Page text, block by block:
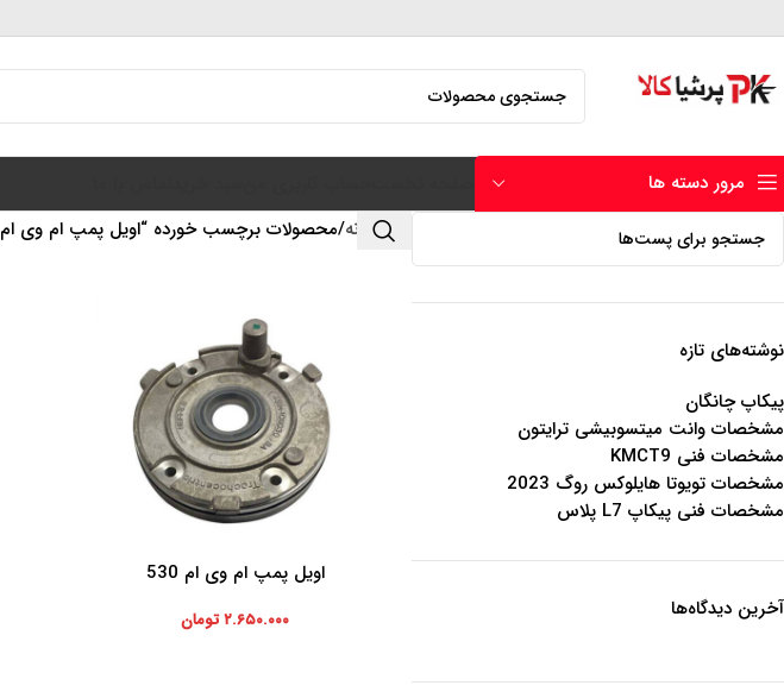
مرور دسته ها
نوشته‌های تازه
پیکاپ چانگان
مشخصات وانت میتسوبیشی ترایتون
مشخصات فنی KMCT9
مشخصات تویوتا هایلوکس روگ 2023
مشخصات فنی پیکاپ L7 پلاس
آخرین دیدگاه‌ها
خانه محصولات برچسب خورده “اویل پمپ ام وی ام 530”
افزودن به سبد خرید
اویل پمپ ام وی ام 530
۲.۶۵۰.۰۰۰تومان